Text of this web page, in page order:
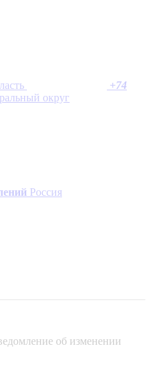
+74
округ
Россия
об изменении